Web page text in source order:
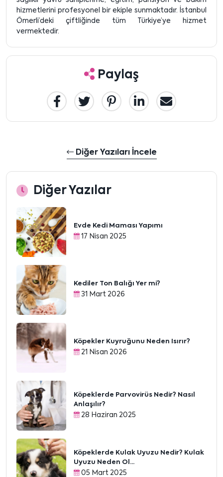
hizmetlerini profesyonel bir ekiple sunmaktadır. İstanbul
Ömerli’deki çiftliğinde tüm Türkiye’ye hizmet
vermektedir.
Paylaş
Diğer Yazıları İncele
Diğer Yazılar
Evde Kedi Maması Yapımı
17 Nisan 2025
Kediler Ton Balığı Yer mi?
31 Mart 2026
Köpekler Kuyruğunu Neden Isırır?
21 Nisan 2026
Köpeklerde Parvovirüs Nedir? Nasıl
Anlaşılır?
28 Haziran 2025
Köpeklerde Kulak Uyuzu Nedir? Kulak
Uyuzu Neden Ol...
05 Mart 2025